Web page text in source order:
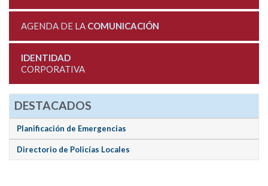
AGENDA DE LA COMUNICACIÓN
IDENTIDAD
CORPORATIVA
DESTACADOS
Planificación de Emergencias
Directorio de Policías Locales